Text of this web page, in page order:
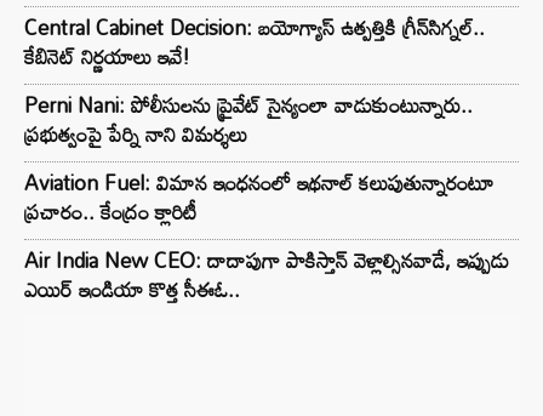
Central Cabinet Decision: బయోగ్యాస్ ఉత్పత్తికి గ్రీన్‌సిగ్నల్..
కేబినెట్ నిర్ణయాలు ఇవే!
Perni Nani: పోలీసులను ప్రైవేట్ సైన్యంలా వాడుకుంటున్నారు..
ప్రభుత్వంపై పేర్ని నాని విమర్శలు
Aviation Fuel: విమాన ఇంధనంలో ఇథనాల్ కలుపుతున్నారంటూ
ప్రచారం.. కేంద్రం క్లారిటీ
Air India New CEO: దాదాపుగా పాకిస్తాన్ వెళ్లాల్సినవాడే, ఇప్పుడు
ఎయిర్ ఇండియా కొత్త సీఈఓ..